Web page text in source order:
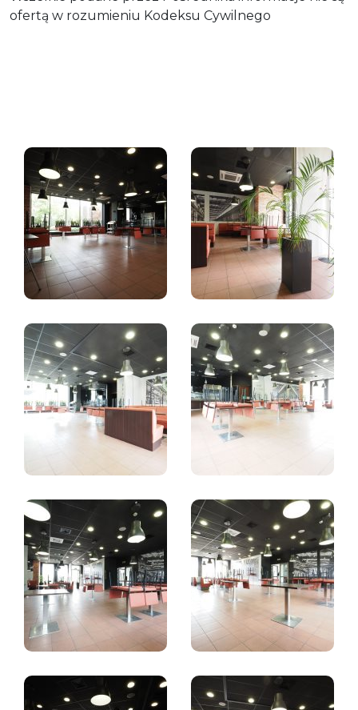
ofertą w rozumieniu Kodeksu Cywilnego